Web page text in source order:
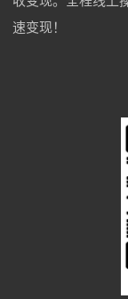
速变现！